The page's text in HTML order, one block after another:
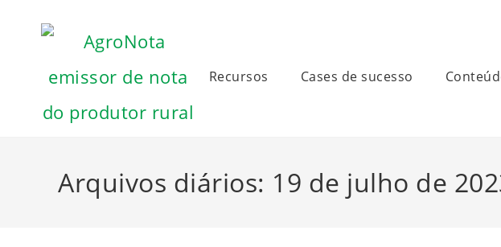
Recursos Cases de sucesso
Arquivos diários: 19 de julho de